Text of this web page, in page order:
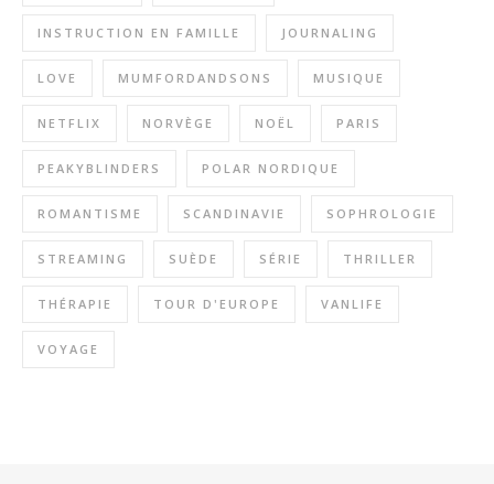
INSTRUCTION EN FAMILLE JOURNALING
LOVE MUMFORDANDSONS MUSIQUE
NETFLIX NORVÈGE NOËL PARIS
PEAKYBLINDERS POLAR NORDIQUE
ROMANTISME SCANDINAVIE SOPHROLOGIE
STREAMING SUÈDE SÉRIE THRILLER
THÉRAPIE TOUR D'EUROPE VANLIFE
VOYAGE